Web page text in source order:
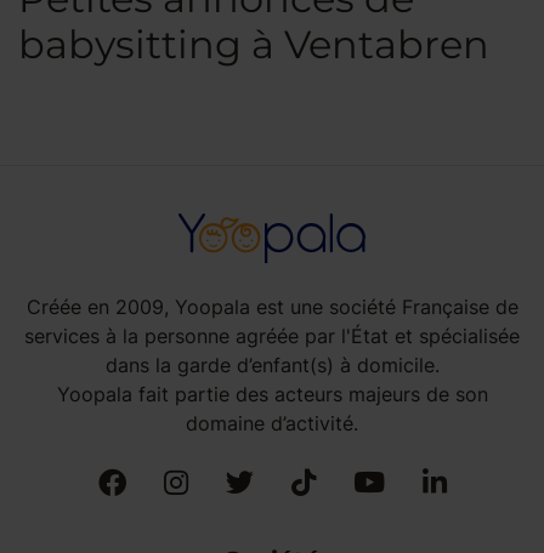
babysitting à Ventabren
Créée en 2009, Yoopala est une société Française de
services à la personne agréée par l'État et spécialisée
dans la garde d’enfant(s) à domicile.
Yoopala fait partie des acteurs majeurs de son
domaine d’activité.